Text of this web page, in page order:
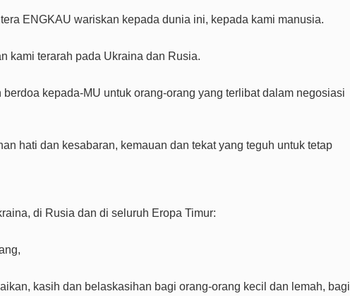
ENGKAU wariskan kepada dunia ini, kepada kami manusia.
kami terarah pada Ukraina dan Rusia.
kepada-MU untuk orang-orang yang terlibat dalam negosiasi
hati dan kesabaran, kemauan dan tekat yang teguh untuk tetap
di Rusia dan di seluruh Eropa Timur:
kasih dan belaskasihan bagi orang-orang kecil dan lemah, bagi